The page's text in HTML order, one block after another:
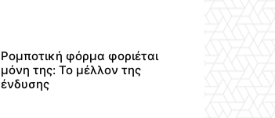
Ρομποτική φόρμα φοριέται
μόνη της: Το μέλλον της
ένδυσης